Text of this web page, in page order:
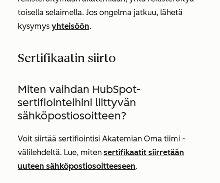
toisella selaimella. Jos ongelma jatkuu, lähetä
kysymys yhteisöön.
Sertifikaatin siirto
Miten vaihdan HubSpot-
sertifiointeihini liittyvän
sähköpostiosoitteen?
Voit siirtää sertifiointisi Akatemian Oma tiimi -
välilehdeltä. Lue, miten sertifikaatit siirretään
uuteen sähköpostiosoitteeseen.